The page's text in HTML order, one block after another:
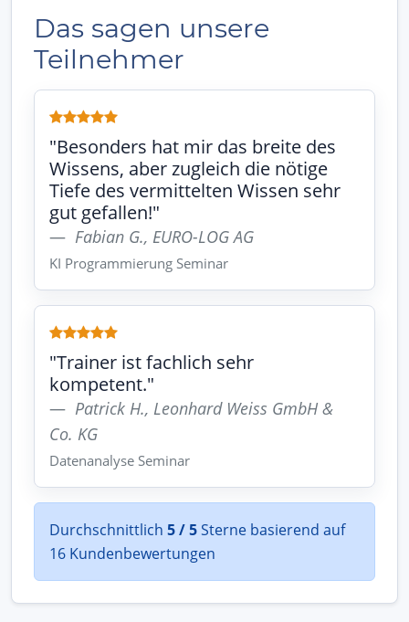
Das sagen unsere
Teilnehmer
"Besonders hat mir das breite des
Wissens, aber zugleich die nötige
Tiefe des vermittelten Wissen sehr
gut gefallen!"
Fabian G., EURO-LOG AG
KI Programmierung Seminar
"Trainer ist fachlich sehr
kompetent."
Patrick H., Leonhard Weiss GmbH &
Co. KG
Datenanalyse Seminar
Durchschnittlich 5 / 5Sterne basierend auf
16 Kundenbewertungen